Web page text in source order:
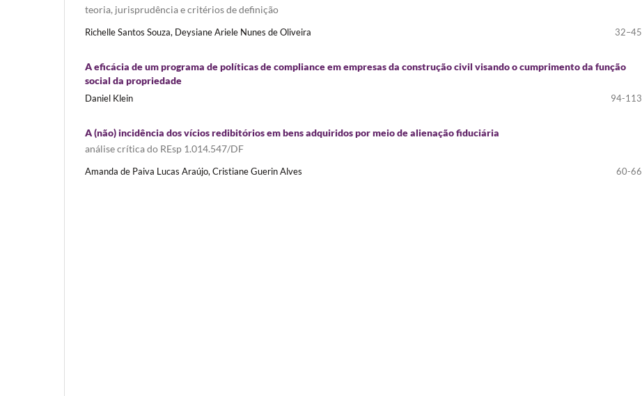
teoria, jurisprudência e critérios de definição
Richelle Santos Souza, Deysiane Ariele Nunes de Oliveira 32–45
A eficácia de um programa de políticas de compliance em empresas da construção civil visando o cumprimento da função
social da propriedade
Daniel Klein 94-113
A (não) incidência dos vícios redibitórios em bens adquiridos por meio de alienação fiduciária
análise crítica do REsp 1.014.547/DF
Amanda de Paiva Lucas Araújo, Cristiane Guerin Alves 60-66